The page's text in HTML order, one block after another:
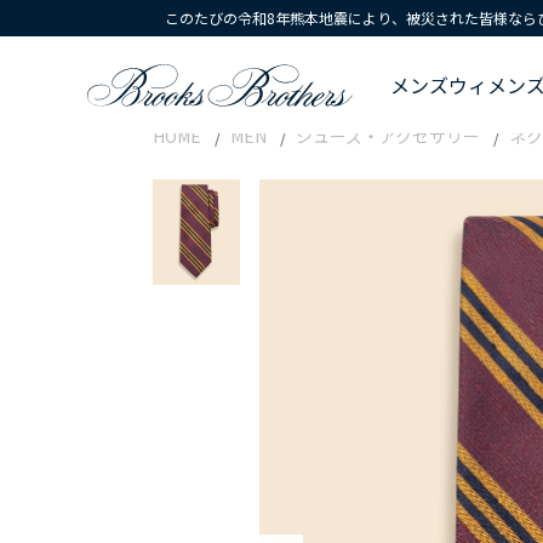
このたびの令和8年熊本地震により、被災された皆様な
メンズウィメン
HOME MEN シューズ・アクセサリー ネ